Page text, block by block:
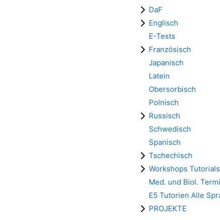
DaF
Englisch
E-Tests
Französisch
Japanisch
Latein
Obersorbisch
Polnisch
Russisch
Schwedisch
Spanisch
Tschechisch
Workshops Tutorials
Med. und Biol.
E5 Tutorien Alle
PROJEKTE